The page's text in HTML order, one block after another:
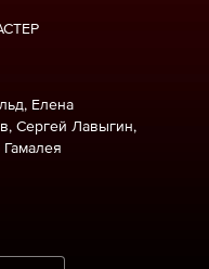
Елена
Сергей Лавыгин,